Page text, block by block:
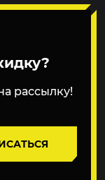
рассылку!